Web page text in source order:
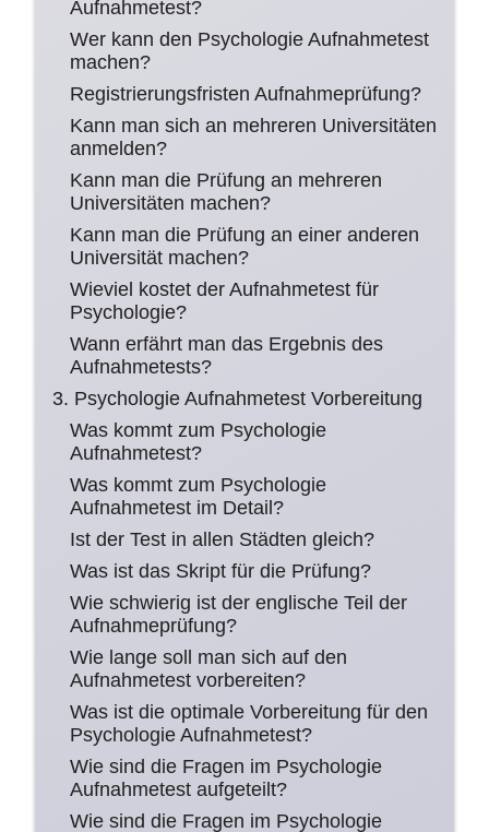
Aufnahmetest?
Wer kann den Psychologie Aufnahmetest
machen?
Registrierungsfristen Aufnahmeprüfung?
Kann man sich an mehreren Universitäten
anmelden?
Kann man die Prüfung an mehreren
Universitäten machen?
Kann man die Prüfung an einer anderen
Universität machen?
Wieviel kostet der Aufnahmetest für
Psychologie?
Wann erfährt man das Ergebnis des
Aufnahmetests?
3. Psychologie Aufnahmetest Vorbereitung
Was kommt zum Psychologie
Aufnahmetest?
Was kommt zum Psychologie
Aufnahmetest im Detail?
Ist der Test in allen Städten gleich?
Was ist das Skript für die Prüfung?
Wie schwierig ist der englische Teil der
Aufnahmeprüfung?
Wie lange soll man sich auf den
Aufnahmetest vorbereiten?
Was ist die optimale Vorbereitung für den
Psychologie Aufnahmetest?
Wie sind die Fragen im Psychologie
Aufnahmetest aufgeteilt?
Wie sind die Fragen im Psychologie